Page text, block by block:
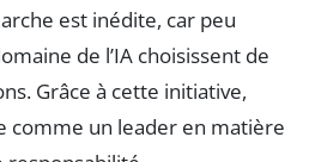
est inédite, car peu
de l’IA choisissent de
Grâce à cette initiative,
comme un leader en matière